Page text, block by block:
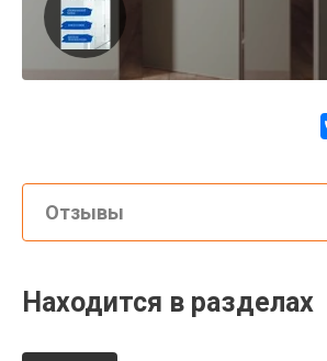
Отзывы
Находится в разделах